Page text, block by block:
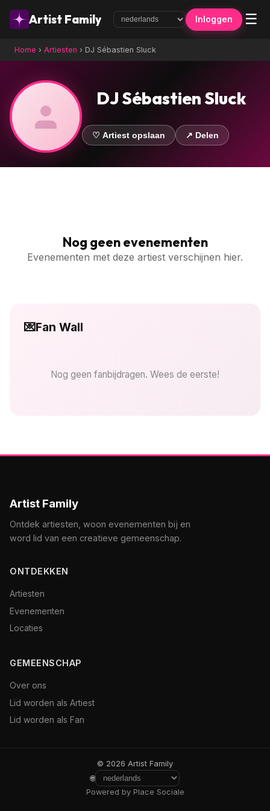
Artist Family Inloggen ☰
Home › Artiesten › DJ Sébastien Sluck
DJ Sébastien Sluck
♡ Artiest opslaan ↗ Delen
Nog geen evenementen
Evenementen met deze artiest verschijnen hier.
💌Fan Wall
Nog geen fanbijdragen. Wees de eerste!
Artist Family
Ontdek artiesten, woon evenementen bij en
word lid van een creatieve gemeenschap.
ONTDEKKEN
Artiesten
Evenementen
Locaties
GEMEENSCHAP
Over ons
Lid worden als Artiest
Lid worden als Fan
© 2026 Artist Family
🌐
Powered by Place Sociale